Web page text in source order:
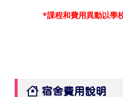
*課程和費用異動以學
宿舍費用說明